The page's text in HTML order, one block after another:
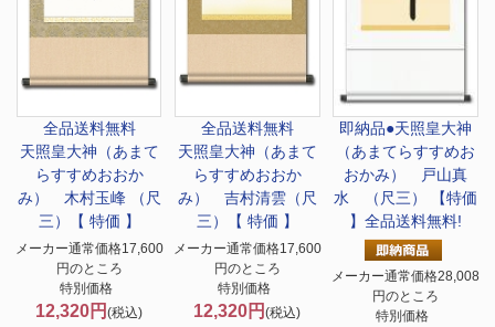
全品送料無料
天照皇大神（あまて
らすすめおおか
み） 木村玉峰 （尺
三）【 特価 】
メーカー通常価格17,600
円のところ
特別価格
12,320円(税込)
全品送料無料
天照皇大神（あまて
らすすめおおか
み） 吉村清雲（尺
三）【 特価 】
メーカー通常価格17,600
円のところ
特別価格
12,320円(税込)
即納品●天照皇大神
（あまてらすすめお
おかみ） 戸山真
水 （尺三） 【特価
】全品送料無料!
メーカー通常価格28,008
円のところ
特別価格